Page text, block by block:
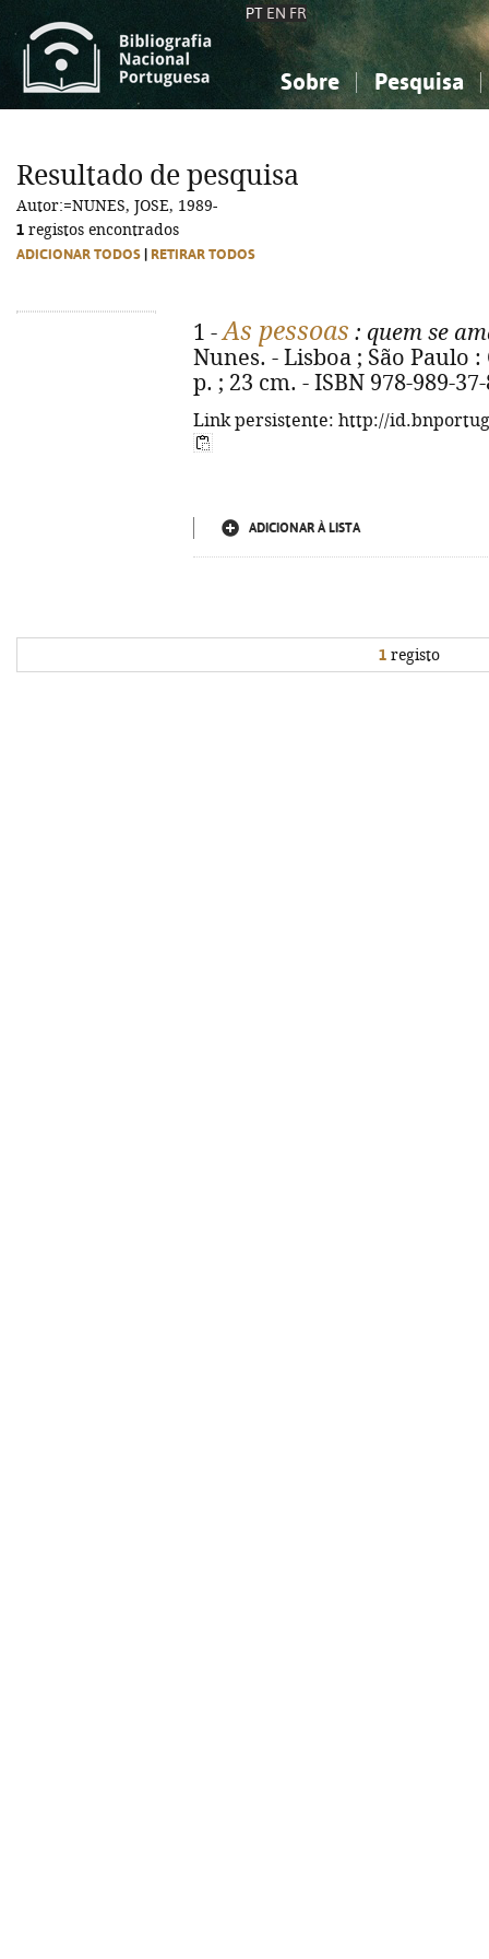
PT EN FR
Sobre Pesquisa
Ciências sociais...
Ciências sociais...
Resultado de pesquisa
Autor:=NUNES, JOSE, 1989-
1 registos encontrados
ADICIONAR TODOS RETIRAR TODOS
1 -As pessoas : quem se
Nunes. - Lisboa ; São Paulo
p. ; 23 cm. - ISBN 978-989-
Link persistente: http://
ADICIONAR À LISTA
1 registo